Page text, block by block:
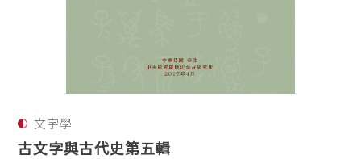
文字學
古文字與古代史第五輯